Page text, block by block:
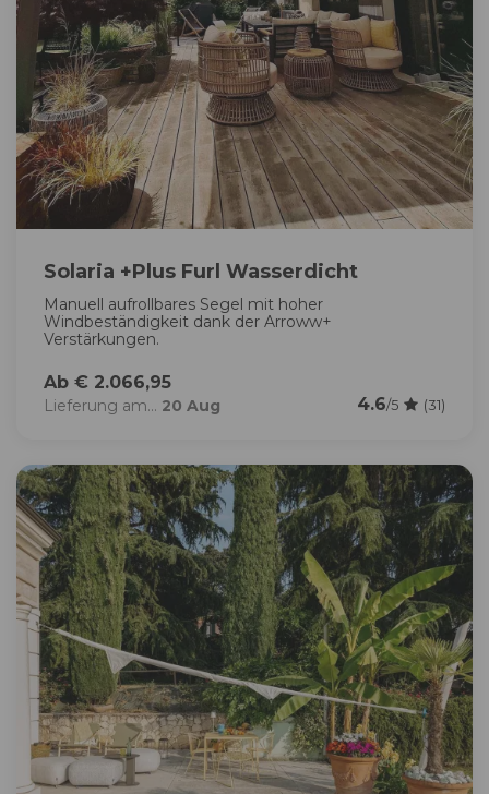
Solaria +Plus Furl Wasserdicht
Manuell aufrollbares Segel mit hoher
Windbeständigkeit dank der Arroww+
Verstärkungen.
Ab € 2.066,95
Lieferung am... 20 Aug 4.6/5 (31)